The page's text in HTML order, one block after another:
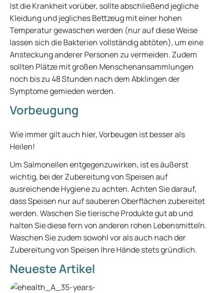
Ist die Krankheit vorüber, sollte abschließend jegliche
Kleidung und jegliches Bettzeug mit einer hohen
Temperatur gewaschen werden (nur auf diese Weise
lassen sich die Bakterien vollständig abtöten), um eine
Ansteckung anderer Personen zu vermeiden. Zudem
sollten Plätze mit großen Menschenansammlungen
noch bis zu 48 Stunden nach dem Abklingen der
Symptome gemieden werden.
Vorbeugung
Wie immer gilt auch hier, Vorbeugen ist besser als
Heilen!
Um Salmonellen entgegenzuwirken, ist es äußerst
wichtig, bei der Zubereitung von Speisen auf
ausreichende Hygiene zu achten. Achten Sie darauf,
dass Speisen nur auf sauberen Oberflächen zubereitet
werden. Waschen Sie tierische Produkte gut ab und
halten Sie diese fern von anderen rohen Lebensmitteln.
Waschen Sie zudem sowohl vor als auch nach der
Zubereitung von Speisen Ihre Hände stets gründlich.
Neueste Artikel